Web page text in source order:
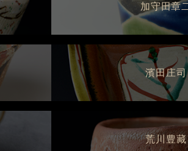
加守田章
濱田庄司
荒川豊藏